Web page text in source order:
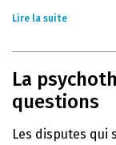
Lire la suite
La
questions
Les disputes qui